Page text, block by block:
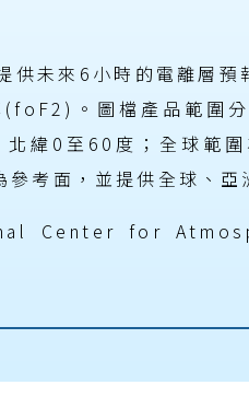
供未來6小時的電離層
。圖檔產品範圍
緯0至60度；全球範
考面，並提供全球、亞
Center for